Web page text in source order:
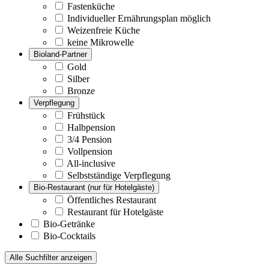
Fastenküche
Individueller Ernährungsplan möglich
Weizenfreie Küche
keine Mikrowelle
Bioland-Partner
Gold
Silber
Bronze
Verpflegung
Frühstück
Halbpension
3/4 Pension
Vollpension
All-inclusive
Selbstständige Verpflegung
Bio-Restaurant (nur für Hotelgäste)
Öffentliches Restaurant
Restaurant für Hotelgäste
Bio-Getränke
Bio-Cocktails
Alle Suchfilter anzeigen